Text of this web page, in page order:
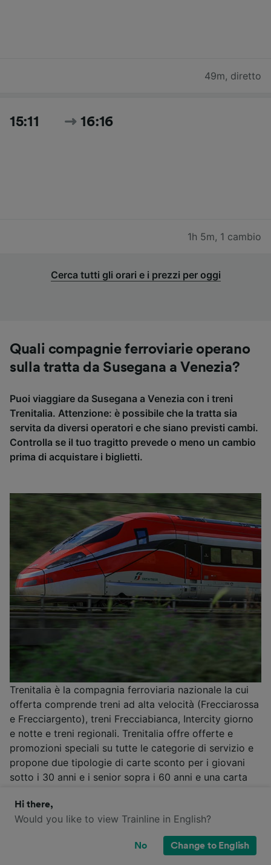
49m, diretto
15:11 16:16
1h 5m, 1 cambio
Cerca tutti gli orari e i prezzi per oggi
Quali compagnie ferroviarie operano
sulla tratta da Susegana a Venezia?
Puoi viaggiare da Susegana a Venezia con i treni
Trenitalia. Attenzione: è possibile che la tratta sia
servita da diversi operatori e che siano previsti cambi.
Controlla se il tuo tragitto prevede o meno un cambio
prima di acquistare i biglietti.
Trenitalia è la compagnia ferroviaria nazionale la cui
offerta comprende treni ad alta velocità (Frecciarossa
e Frecciargento), treni Frecciabianca, Intercity giorno
e notte e treni regionali. Trenitalia offre offerte e
promozioni speciali su tutte le categorie di servizio e
propone due tipologie di carte sconto per i giovani
sotto i 30 anni e i senior sopra i 60 anni e una carta
Maggiori informazioni
CartaFRECCIA/
Hi there,
Would you like to view Trainline in English?
No Change to English